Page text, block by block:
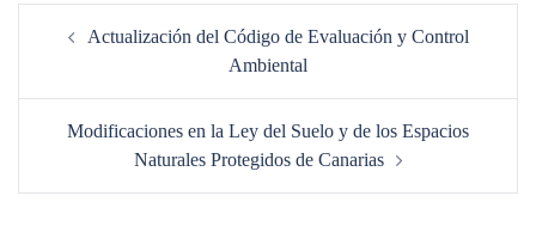
Actualización del Código de Evaluación y Control
Ambiental
Modificaciones en la Ley del Suelo y de los Espacios
Naturales Protegidos de Canarias